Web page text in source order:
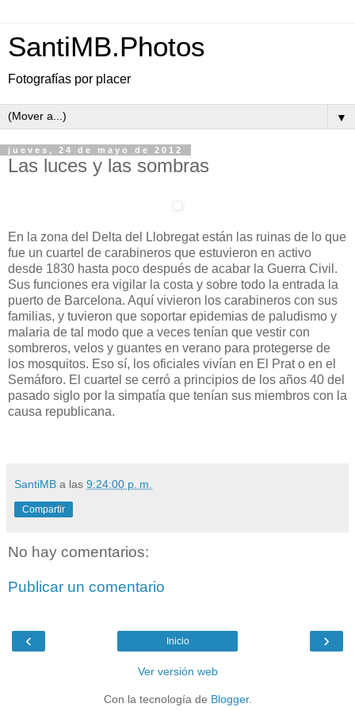
SantiMB.Photos
Fotografías por placer
▼
jueves, 24 de mayo de 2012
Las luces y las sombras
En la zona del Delta del Llobregat están las ruinas de lo que
fue un cuartel de carabineros que estuvieron en activo
desde 1830 hasta poco después de acabar la Guerra Civil.
Sus funciones era vigilar la costa y sobre todo la entrada la
puerto de Barcelona. Aquí vivieron los carabineros con sus
familias, y tuvieron que soportar epidemias de paludismo y
malaria de tal modo que a veces tenían que vestir con
sombreros, velos y guantes en verano para protegerse de
los mosquitos. Eso sí, los oficiales vivían en El Prat o en el
Semáforo. El cuartel se cerró a principios de los años 40 del
pasado siglo por la simpatía que tenían sus miembros con la
causa republicana.
SantiMB a las 9:24:00 p. m.
Compartir
No hay comentarios:
Publicar un comentario
‹ ›
Inicio
Ver versión web
Con la tecnología de Blogger.